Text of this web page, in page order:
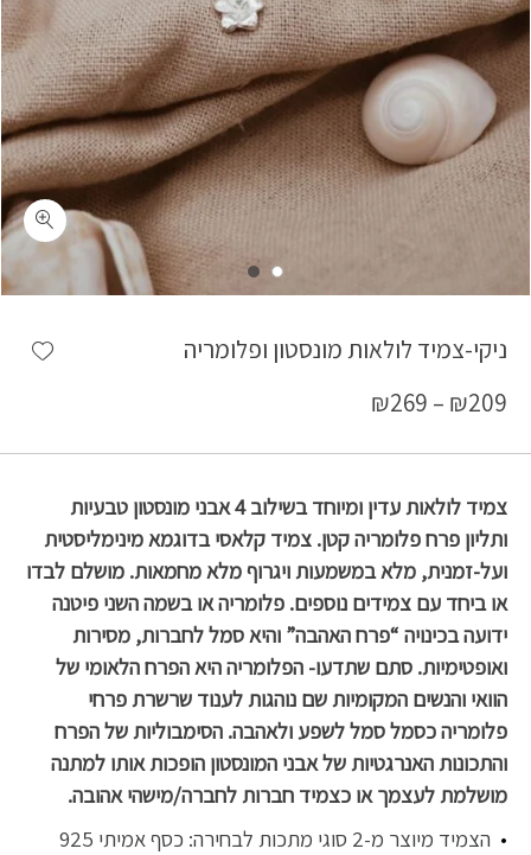
ניקי-צמיד לולאות מונסטון ופלומריה
₪209
–
₪269
צמיד לולאות עדין ומיוחד בשילוב 4 אבני מונסטון טבעיות
ותליון פרח פלומריה קטן. צמיד קלאסי בדוגמא מינימליסטית
ועל-זמנית, מלא במשמעות ויגרוף מלא מחמאות. מושלם לבדו
או ביחד עם צמידים נוספים. פלומריה או בשמה השני פיטנה
ידועה בכינויה “פרח האהבה” והיא סמל לחברות, מסירות
ואופטימיות. סתם שתדעו- הפלומריה היא הפרח הלאומי של
הוואי והנשים המקומיות שם נוהגות לענוד שרשרת פרחי
פלומריה כסמל סמל לשפע ולאהבה. הסימבוליות של הפרח
והתכונות האנרגטיות של אבני המונסטון הופכות אותו למתנה
מושלמת לעצמך או כצמיד חברות לחברה/מישהי אהובה.
הצמיד מיוצר מ-2 סוגי מתכות לבחירה: כסף אמיתי 925